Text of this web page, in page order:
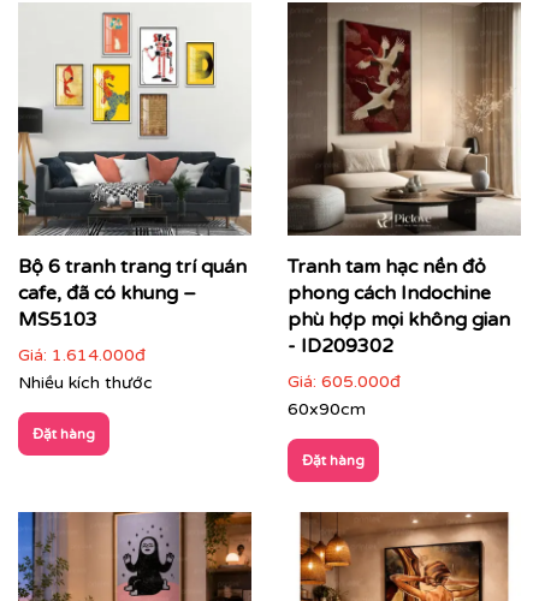
Bộ 6 tranh trang trí quán
cafe, đã có khung –
MS5103
Giá: 1.614.000đ
Nhiều kích thước
Đặt hàng
Tranh tam hạc nền đỏ
phong cách Indochine
phù hợp mọi không gian
- ID209302
Giá: 605.000đ
60x90cm
Đặt hàng